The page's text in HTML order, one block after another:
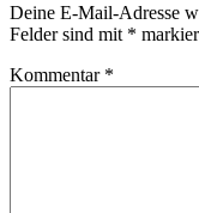
Deine E-Mail-Adresse
Felder sind mit *
Kommentar *